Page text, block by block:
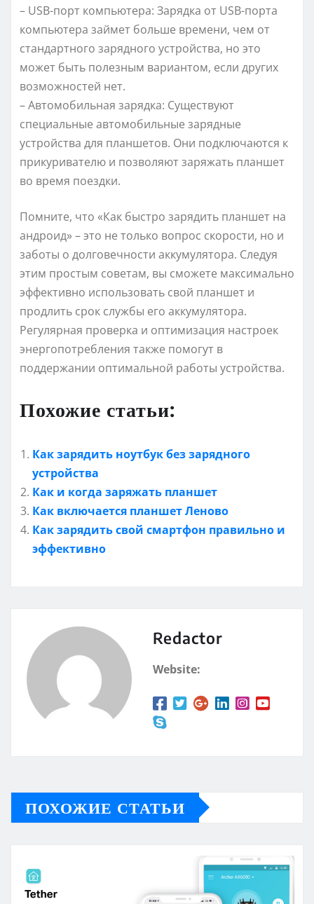
– USB-порт компьютера: Зарядка от USB-порта
компьютера займет больше времени, чем от
стандартного зарядного устройства, но это
может быть полезным вариантом, если других
возможностей нет.
– Автомобильная зарядка: Существуют
специальные автомобильные зарядные
устройства для планшетов. Они подключаются к
прикуривателю и позволяют заряжать планшет
во время поездки.
Помните, что «Как быстро зарядить планшет на
андроид» – это не только вопрос скорости, но и
заботы о долговечности аккумулятора. Следуя
этим простым советам, вы сможете максимально
эффективно использовать свой планшет и
продлить срок службы его аккумулятора.
Регулярная проверка и оптимизация настроек
энергопотребления также помогут в
поддержании оптимальной работы устройства.
Похожие статьи:
Как зарядить ноутбук без зарядного
устройства
Как и когда заряжать планшет
Как включается планшет Леново
Как зарядить свой смартфон правильно и
эффективно
Redactor
Website:
ПОХОЖИЕ СТАТЬИ